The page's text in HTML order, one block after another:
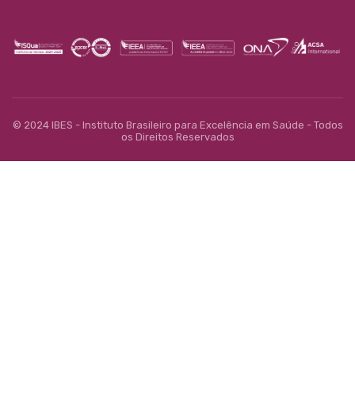
© 2024 IBES - Instituto Brasileiro para Excelência em Saúde - Todos
os Direitos Reservados